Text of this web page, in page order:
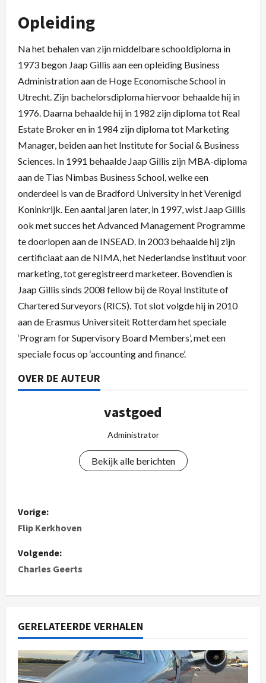
Opleiding
Na het behalen van zijn middelbare schooldiploma in
1973 begon Jaap Gillis aan een opleiding Business
Administration aan de Hoge Economische School in
Utrecht. Zijn bachelorsdiploma hiervoor behaalde hij in
1976. Daarna behaalde hij in 1982 zijn diploma tot Real
Estate Broker en in 1984 zijn diploma tot Marketing
Manager, beiden aan het Institute for Social & Business
Sciences. In 1991 behaalde Jaap Gillis zijn MBA-diploma
aan de Tias Nimbas Business School, welke een
onderdeel is van de Bradford University in het Verenigd
Koninkrijk. Een aantal jaren later, in 1997, wist Jaap Gillis
ook met succes het Advanced Management Programme
te doorlopen aan de INSEAD. In 2003 behaalde hij zijn
certificiaat aan de NIMA, het Nederlandse instituut voor
marketing, tot geregistreerd marketeer. Bovendien is
Jaap Gillis sinds 2008 fellow bij de Royal Institute of
Chartered Surveyors (RICS). Tot slot volgde hij in 2010
aan de Erasmus Universiteit Rotterdam het speciale
‘Program for Supervisory Board Members’, met een
speciale focus op ‘accounting and finance’.
OVER DE AUTEUR
vastgoed
Administrator
Bekijk alle berichten
Vorige:
Flip Kerkhoven
Volgende:
Charles Geerts
GERELATEERDE VERHALEN